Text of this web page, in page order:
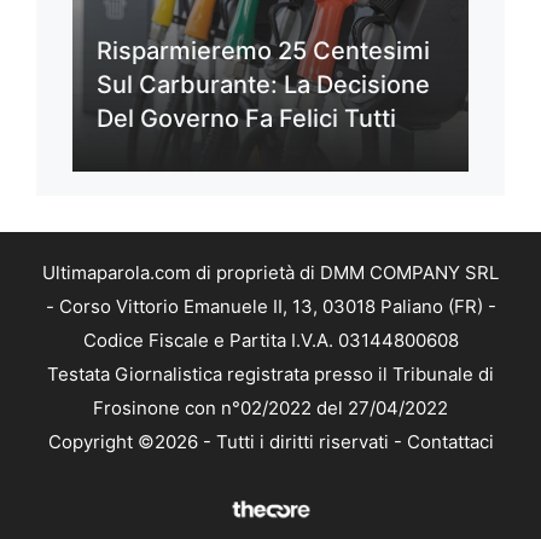
Risparmieremo 25 Centesimi
Sul Carburante: La Decisione
Del Governo Fa Felici Tutti
Ultimaparola.com di proprietà di DMM COMPANY SRL
- Corso Vittorio Emanuele II, 13, 03018 Paliano (FR) -
Codice Fiscale e Partita I.V.A. 03144800608
Testata Giornalistica registrata presso il Tribunale di
Frosinone con n°02/2022 del 27/04/2022
Copyright ©2026 - Tutti i diritti riservati - Contattaci